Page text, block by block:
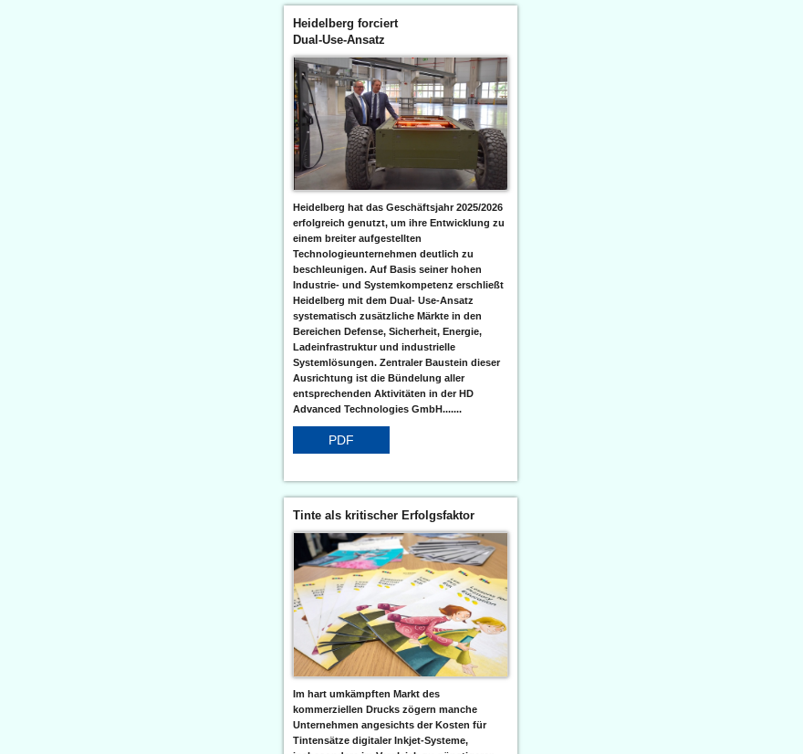
Heidelberg forciert
Dual-Use-Ansatz
Heidelberg hat das Geschäftsjahr 2025/2026
erfolgreich genutzt, um ihre Entwicklung zu
einem breiter aufgestellten
Technologieunternehmen deutlich zu
beschleunigen. Auf Basis seiner hohen
Industrie- und Systemkompetenz erschließt
Heidelberg mit dem Dual- Use-Ansatz
systematisch zusätzliche Märkte in den
Bereichen Defense, Sicherheit, Energie,
Ladeinfrastruktur und industrielle
Systemlösungen. Zentraler Baustein dieser
Ausrichtung ist die Bündelung aller
entsprechenden Aktivitäten in der HD
Advanced Technologies GmbH.......
PDF
Tinte als kritischer Erfolgsfaktor
Im hart umkämpften Markt des
kommerziellen Drucks zögern manche
Unternehmen angesichts der Kosten für
Tintensätze digitaler Inkjet-Systeme,